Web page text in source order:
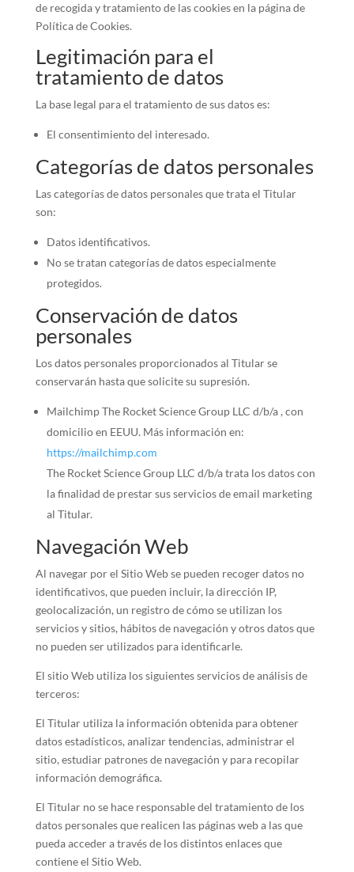
de recogida y tratamiento de las cookies en la página de
Política de Cookies.
Legitimación para el
tratamiento de datos
La base legal para el tratamiento de sus datos es:
El consentimiento del interesado.
Categorías de datos personales
Las categorías de datos personales que trata el Titular
son:
Datos identificativos.
No se tratan categorías de datos especialmente
protegidos.
Conservación de datos
personales
Los datos personales proporcionados al Titular se
conservarán hasta que solicite su supresión.
Mailchimp The Rocket Science Group LLC d/b/a , con
domicilio en EEUU. Más información en:
https://mailchimp.com
The Rocket Science Group LLC d/b/a trata los datos con
la finalidad de prestar sus servicios de email marketing
al Titular.
Navegación Web
Al navegar por el Sitio Web se pueden recoger datos no
identificativos, que pueden incluir, la dirección IP,
geolocalización, un registro de cómo se utilizan los
servicios y sitios, hábitos de navegación y otros datos que
no pueden ser utilizados para identificarle.
El sitio Web utiliza los siguientes servicios de análisis de
terceros:
El Titular utiliza la información obtenida para obtener
datos estadísticos, analizar tendencias, administrar el
sitio, estudiar patrones de navegación y para recopilar
información demográfica.
El Titular no se hace responsable del tratamiento de los
datos personales que realicen las páginas web a las que
pueda acceder a través de los distintos enlaces que
contiene el Sitio Web.